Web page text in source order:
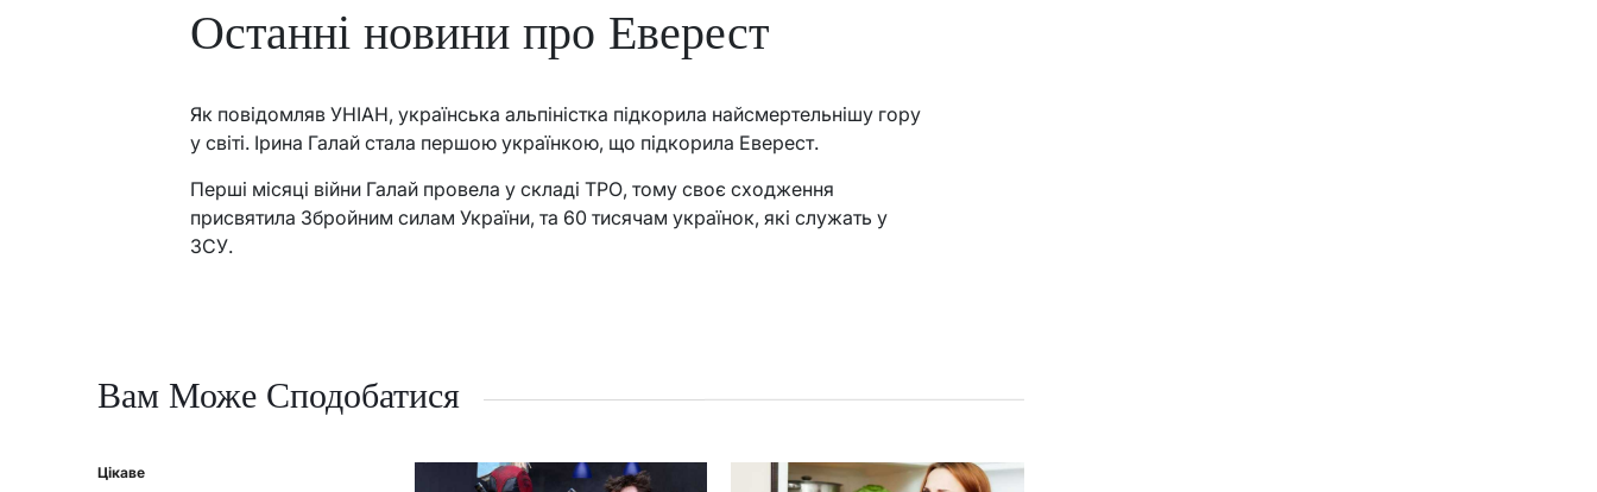
Останні новини про Еверест
Як повідомляв УНІАН, українська альпіністка підкорила найсмертельнішу гору
у світі. Ірина Галай стала першою українкою, що підкорила Еверест.
Перші місяці війни Галай провела у складі ТРО, тому своє сходження
присвятила Збройним силам України, та 60 тисячам українок, які служать у
ЗСУ.
Вам Може Сподобатися
Posted
Цікаве